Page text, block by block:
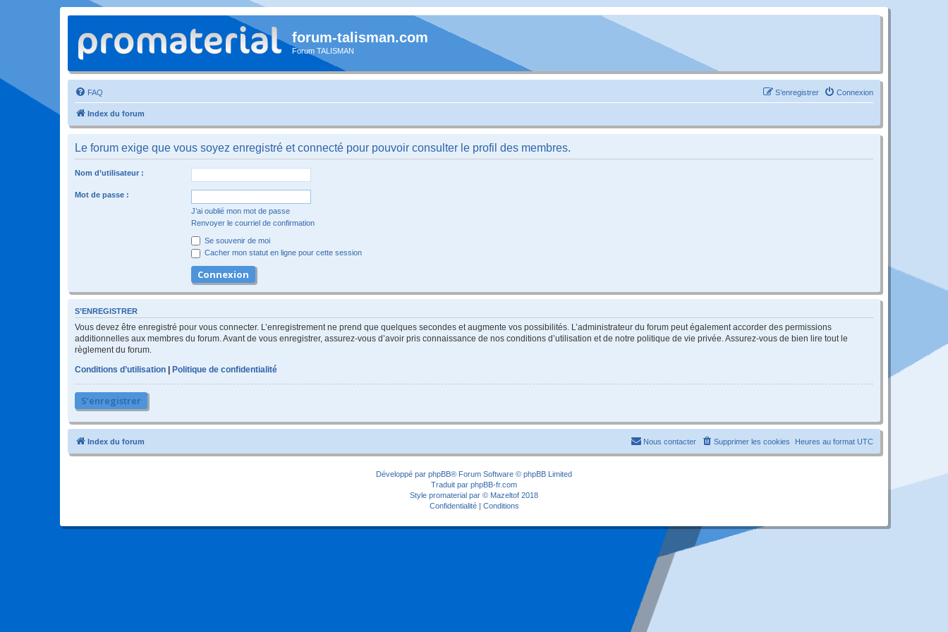
forum-talisman.com
Forum TALISMAN
FAQ Connexion
S’enregistrer
Index du forum
Le forum exige que vous soyez enregistré et connecté pour pouvoir consulter le profil des membres.
Nom d’utilisateur :
Mot de passe :
J’ai oublié mon mot de passe
Renvoyer le courriel de confirmation
Se souvenir de moi
Cacher mon statut en ligne pour cette session
S’ENREGISTRER
Vous devez être enregistré pour vous connecter. L’enregistrement ne prend que quelques secondes et augmente vos possibilités. L’administrateur du forum peut également accorder des permissions
additionnelles aux membres du forum. Avant de vous enregistrer, assurez-vous d’avoir pris connaissance de nos conditions d’utilisation et de notre politique de vie privée. Assurez-vous de bien lire tout le
règlement du forum.
Conditions d’utilisation
Politique de confidentialité
S’enregistrer
Index du forum Heures au format UTC
Supprimer les cookies
Nous contacter
Développé par phpBB® Forum Software © phpBB Limited
Traduit par phpBB-fr.com
Style promaterial par © Mazeltof 2018
Confidentialité| Conditions